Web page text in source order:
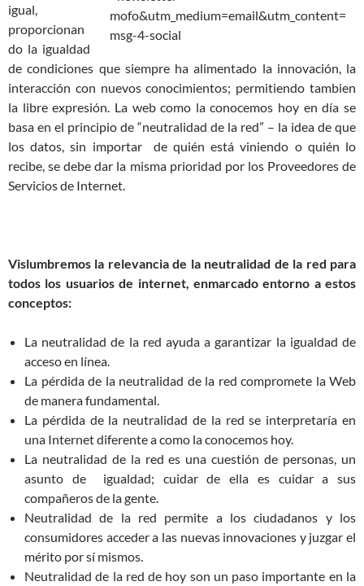
igual,
proporcionan
do la igualdad
de condiciones que siempre ha alimentado la innovación, la
interacción con nuevos conocimientos; permitiendo tambien
la libre expresión. La web como la conocemos hoy en día se
basa en el principio de “neutralidad de la red” – la idea de que
los datos, sin importar de quién está viniendo o quién lo
recibe, se debe dar la misma prioridad por los Proveedores de
Servicios de Internet.
Vislumbremos la relevancia de la neutralidad de la red para
todos los usuarios de internet, enmarcado entorno a estos
conceptos:
La neutralidad de la red ayuda a garantizar la igualdad de
acceso en línea.
La pérdida de la neutralidad de la red compromete la Web
de manera fundamental.
La pérdida de la neutralidad de la red se interpretaría en
una Internet diferente a como la conocemos hoy.
La neutralidad de la red es una cuestión de personas, un
asunto de igualdad; cuidar de ella es cuidar a sus
compañeros de la gente.
Neutralidad de la red permite a los ciudadanos y los
consumidores acceder a las nuevas innovaciones y juzgar el
mérito por sí mismos.
Neutralidad de la red de hoy son un paso importante en la